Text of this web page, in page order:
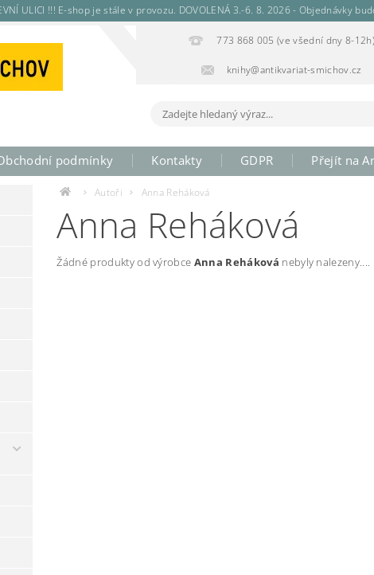
ULICI !!! E-shop je stále v provozu. DOVOLENÁ 3.-6. 8. 2026 - Objednávky
773 868 005 (ve všední dny 8-12h)
knihy@antikvariat-smichov.cz
podmínky Kontakty GDPR Přejít na
Autoři Anna Reháková
Anna Reháková
Žádné produkty od výrobce Anna Reháková nebyly nalezeny....